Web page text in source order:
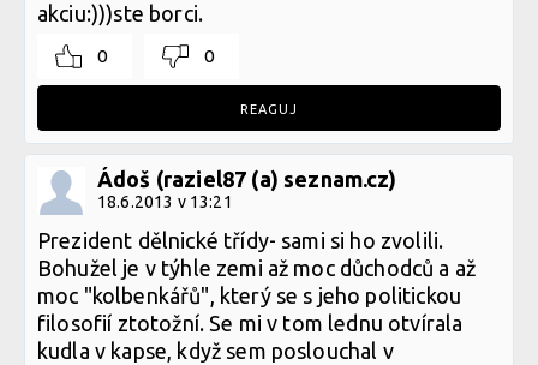
akciu:)))ste borci.
0 0
REAGUJ
Ádoš (raziel87 (a) seznam.cz)
18.6.2013 v 13:21
Prezident dělnické třídy- sami si ho zvolili.
Bohužel je v týhle zemi až moc důchodců a až
moc "kolbenkářů", který se s jeho politickou
filosofií ztotožní. Se mi v tom lednu otvírala
kudla v kapse, když sem poslouchal v